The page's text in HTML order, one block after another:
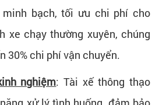
bạch, tối ưu chi phí cho
xe chạy thường xuyên, chúng
30% chi phí vận chuyển.
nghiệm: Tài xế thông thạo